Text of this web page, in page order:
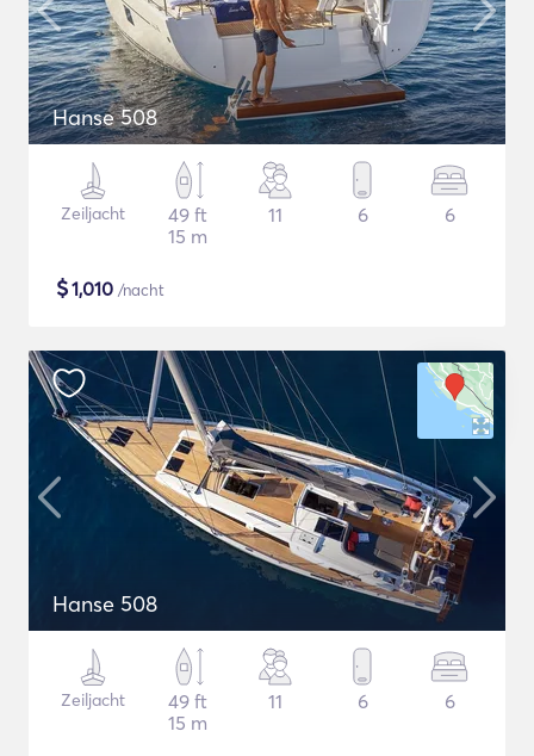
Hanse 508
Zeiljacht
49 ft
15 m
11 6 6
$1,010 /nacht
Hanse 508
Zeiljacht
49 ft
15 m
11 6 6